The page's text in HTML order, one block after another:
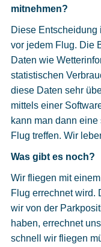
mitnehmen?
Diese Entscheidung
vor jedem Flug. Die
Daten wie
statistischen
diese Daten sehr
mittels einer
kann man dann
Flug treffen. Wir
Was gibt es noch?
Wir fliegen mit
Flug errechnet wird.
wir von der
haben, errechnet
schnell wir fliegen